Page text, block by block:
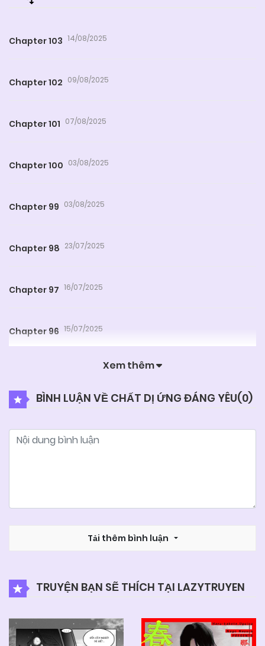
Chapter 103 14/08/2025
Chapter 102 09/08/2025
Chapter 101 07/08/2025
Chapter 100 03/08/2025
Chapter 99 03/08/2025
Chapter 98 23/07/2025
Chapter 97 16/07/2025
Chapter 96 15/07/2025
30/06/2025
Chapter 90
Chapter 89 27/06/2025
Xem thêm
BÌNH LUẬN VỀ CHẤT DỊ ỨNG ĐÁNG YÊU(0)
Tải thêm bình luận
TRUYỆN BẠN SẼ THÍCH TẠI LAZYTRUYEN